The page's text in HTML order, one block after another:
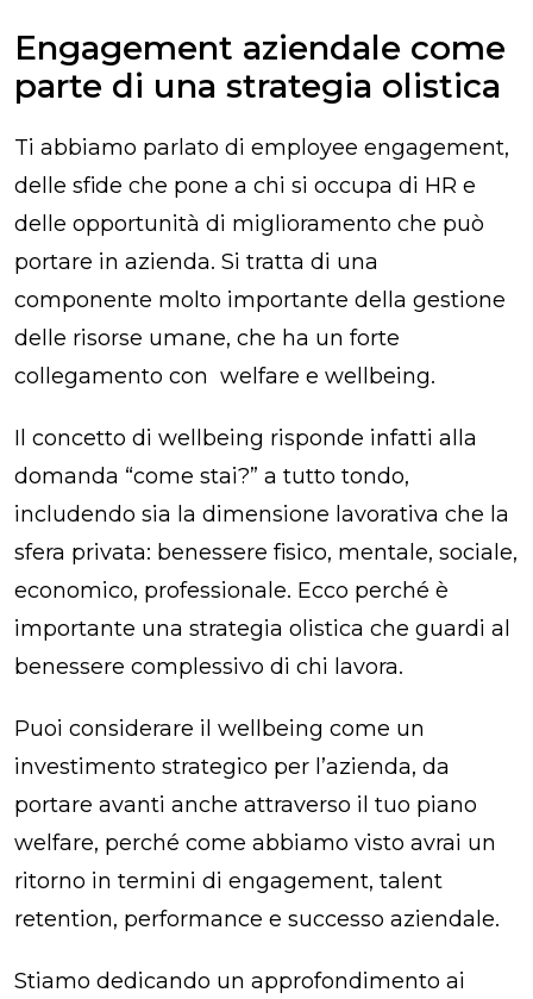
Engagement aziendale come
parte di una strategia olistica
Ti abbiamo parlato di employee engagement,
delle sfide che pone a chi si occupa di HR e
delle opportunità di miglioramento che può
portare in azienda. Si tratta di una
componente molto importante della gestione
delle risorse umane, che ha un forte
collegamento con welfare e wellbeing.
Il concetto di wellbeing risponde infatti alla
domanda “come stai?” a tutto tondo,
includendo sia la dimensione lavorativa che la
sfera privata: benessere fisico, mentale, sociale,
economico, professionale. Ecco perché è
importante una strategia olistica che guardi al
benessere complessivo di chi lavora.
Puoi considerare il wellbeing come un
investimento strategico per l’azienda, da
portare avanti anche attraverso il tuo piano
welfare, perché come abbiamo visto avrai un
ritorno in termini di engagement, talent
retention, performance e successo aziendale.
Stiamo dedicando un approfondimento ai